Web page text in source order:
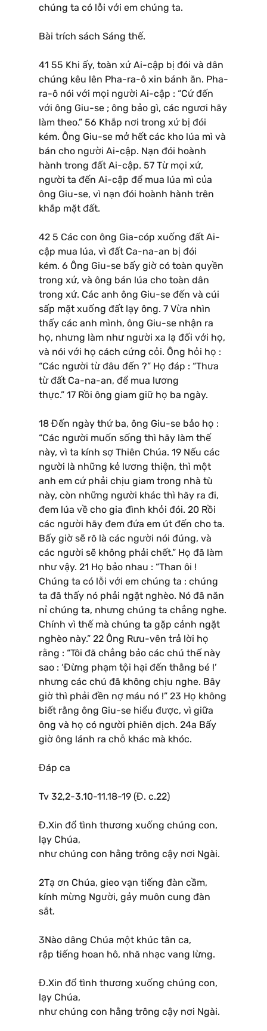
chúng ta có lỗi với em chúng ta.
Bài trích sách Sáng thế.
41 55 Khi ấy, toàn xứ Ai-cập bị đói và dân
chúng kêu lên Pha-ra-ô xin bánh ăn. Pha-
ra-ô nói với mọi người Ai-cập : “Cứ đến
với ông Giu-se ; ông bảo gì, các ngươi hãy
làm theo.” 56 Khắp nơi trong xứ bị đói
kém. Ông Giu-se mở hết các kho lúa mì và
bán cho người Ai-cập. Nạn đói hoành
hành trong đất Ai-cập. 57 Từ mọi xứ,
người ta đến Ai-cập để mua lúa mì của
ông Giu-se, vì nạn đói hoành hành trên
khắp mặt đất.
42 5 Các con ông Gia-cóp xuống đất Ai-
cập mua lúa, vì đất Ca-na-an bị đói
kém. 6 Ông Giu-se bấy giờ có toàn quyền
trong xứ, và ông bán lúa cho toàn dân
trong xứ. Các anh ông Giu-se đến và cúi
sấp mặt xuống đất lạy ông. 7 Vừa nhìn
thấy các anh mình, ông Giu-se nhận ra
họ, nhưng làm như người xa lạ đối với họ,
và nói với họ cách cứng cỏi. Ông hỏi họ :
“Các người từ đâu đến ?” Họ đáp : “Thưa
từ đất Ca-na-an, để mua lương
thực.” 17 Rồi ông giam giữ họ ba ngày.
18 Đến ngày thứ ba, ông Giu-se bảo họ :
“Các người muốn sống thì hãy làm thế
này, vì ta kính sợ Thiên Chúa. 19 Nếu các
người là những kẻ lương thiện, thì một
anh em cứ phải chịu giam trong nhà tù
này, còn những người khác thì hãy ra đi,
đem lúa về cho gia đình khỏi đói. 20 Rồi
các người hãy đem đứa em út đến cho ta.
Bấy giờ sẽ rõ là các người nói đúng, và
các người sẽ không phải chết.” Họ đã làm
như vậy. 21 Họ bảo nhau : “Than ôi !
Chúng ta có lỗi với em chúng ta : chúng
ta đã thấy nó phải ngặt nghèo. Nó đã năn
nỉ chúng ta, nhưng chúng ta chẳng nghe.
Chính vì thế mà chúng ta gặp cảnh ngặt
nghèo này.” 22 Ông Rưu-vên trả lời họ
rằng : “Tôi đã chẳng bảo các chú thế này
sao : ‘Đừng phạm tội hại đến thằng bé !’
nhưng các chú đã không chịu nghe. Bây
giờ thì phải đền nợ máu nó !” 23 Họ không
biết rằng ông Giu-se hiểu được, vì giữa
ông và họ có người phiên dịch. 24a Bấy
giờ ông lánh ra chỗ khác mà khóc.
Đáp ca
Tv 32,2-3.10-11.18-19 (Đ. c.22)
Đ.Xin đổ tình thương xuống chúng con,
lạy Chúa,
như chúng con hằng trông cậy nơi Ngài.
2Tạ ơn Chúa, gieo vạn tiếng đàn cầm,
kính mừng Người, gảy muôn cung đàn
sắt.
3Nào dâng Chúa một khúc tân ca,
rập tiếng hoan hô, nhã nhạc vang lừng.
Đ.Xin đổ tình thương xuống chúng con,
lạy Chúa,
như chúng con hằng trông cậy nơi Ngài.